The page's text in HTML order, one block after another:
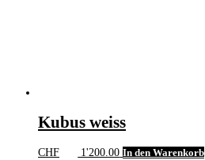
Kubus weiss
CHF 1'200.00 In den Warenkorb